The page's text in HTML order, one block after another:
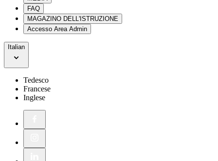
FAQ
MAGAZINO DELL'ISTRUZIONE
Accesso Area Admin
Italian
Tedesco
Francese
Inglese